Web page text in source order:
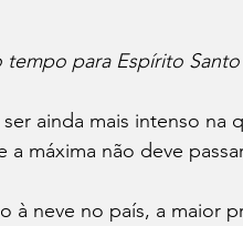
ainda mais intenso na
a máxima não deve
à neve no país, a maior